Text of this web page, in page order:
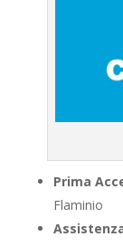
Prima
Flaminio